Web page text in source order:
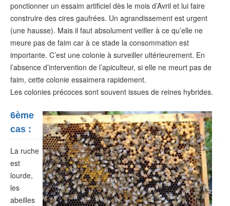
ponctionner un essaim artificiel dès le mois d’Avril et lui faire
construire des cires gaufrées. Un agrandissement est urgent
(une hausse). Mais il faut absolument veiller à ce qu’elle ne
meure pas de faim car à ce stade la consommation est
importante. C’est une colonie à surveiller ultérieurement. En
l’absence d’intervention de l’apiculteur, si elle ne meurt pas de
faim, cette colonie essaimera rapidement.
Les colonies précoces sont souvent issues de reines hybrides.
6ème
cas :
La ruche
est
lourde,
les
abeilles